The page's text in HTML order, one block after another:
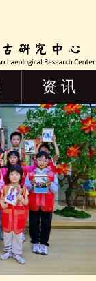
资 讯